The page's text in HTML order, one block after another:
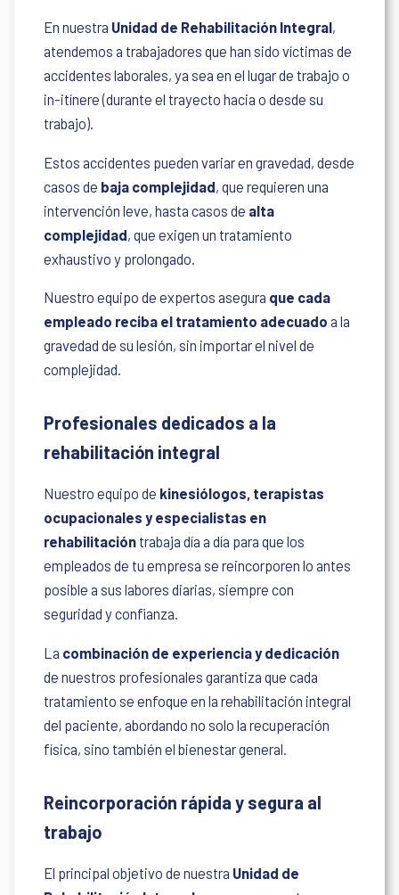
En nuestra Unidad de Rehabilitación Integral,
atendemos a trabajadores que han sido víctimas de
accidentes laborales, ya sea en el lugar de trabajo o
in-itínere (durante el trayecto hacia o desde su
trabajo).
Estos accidentes pueden variar en gravedad, desde
casos de baja complejidad, que requieren una
intervención leve, hasta casos de alta
complejidad, que exigen un tratamiento
exhaustivo y prolongado.
Nuestro equipo de expertos asegura que cada
empleado reciba el tratamiento adecuado a la
gravedad de su lesión, sin importar el nivel de
complejidad.
Profesionales dedicados a la
rehabilitación integral
Nuestro equipo de kinesiólogos, terapistas
ocupacionales y especialistas en
rehabilitación trabaja día a día para que los
empleados de tu empresa se reincorporen lo antes
posible a sus labores diarias, siempre con
seguridad y confianza.
La combinación de experiencia y dedicación
de nuestros profesionales garantiza que cada
tratamiento se enfoque en la rehabilitación integral
del paciente, abordando no solo la recuperación
física, sino también el bienestar general.
Reincorporación rápida y segura al
trabajo
El principal objetivo de nuestra Unidad de